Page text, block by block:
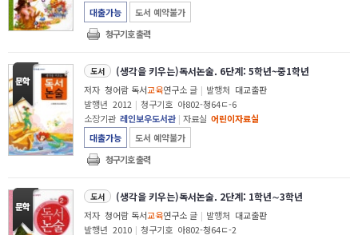
대출가능
도서 예약불가
청구기호 출력
도서 (생각을 키우는)독서논술. 6단계: 5학년~중1학년
저자 청어람 독서교육연구소 글 | 발행처 대교출판
발행년 2012 | 청구기호 아802-청64ㄷ-6
소장기관 레인보우도서관 | 자료실 어린이자료실
대출가능
도서 예약불가
청구기호 출력
도서 (생각을 키우는)독서논술. 2단계: 1학년∼3학년
저자 청어람 독서교육연구소 글 | 발행처 대교출판
발행년 2010 | 청구기호 아802-청64ㄷ-2